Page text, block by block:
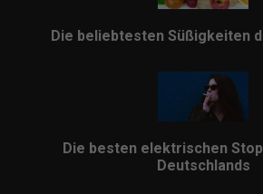
Die beliebtesten Süßigkeiten
Die besten elektrischen
Deutschlands